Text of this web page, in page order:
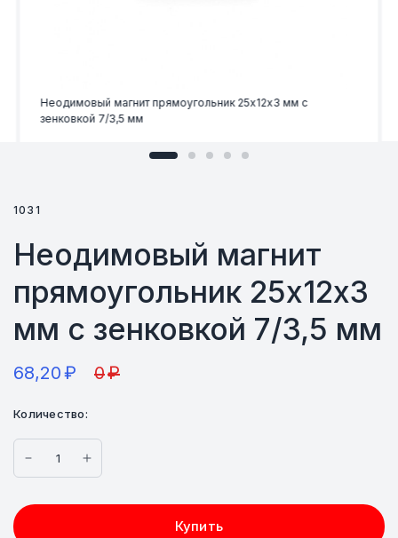
Неодимовый магнит прямоугольник 25х12х3 мм с
зенковкой 7/3,5 мм
1031
Неодимовый магнит
прямоугольник 25х12х3
мм с зенковкой 7/3,5 мм
68,20₽ 0₽
Количество:
Купить